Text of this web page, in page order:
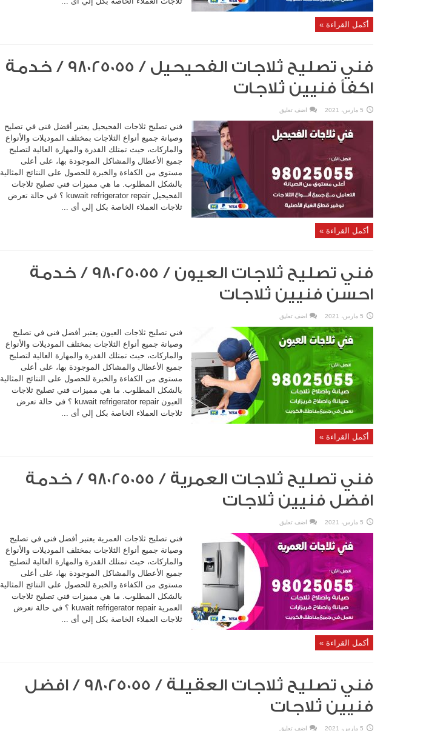
أكمل القراءة »
فني تصليح ثلاجات الفحيحيل / 98025055 / خدمة
اكفأ فنيين ثلاجات
5 مارس، 2021 اضف تعليق
فني تصليح ثلاجات الفحيحيل يعتبر أفضل فنى في تصليح
وصيانة جميع أنواع الثلاجات بمختلف الموديلات والأنواع
والماركات، حيث تمتلك القدرة والمهارة العالية لتصليح
جميع الأعطال والمشاكل الموجودة بها، على أعلى
مستوى من الكفاءة والخبرة للحصول على النتائج المثالية
بالشكل المطلوب. ما هي مميزات فني تصليح ثلاجات
الفحيحيل kuwait refrigerator repair ؟ في حالة تعرض
ثلاجات العملاء الخاصة بكل إلي أى ...
أكمل القراءة »
فني تصليح ثلاجات العيون / 98025055 / خدمة
احسن فنيين ثلاجات
5 مارس، 2021 اضف تعليق
فني تصليح ثلاجات العيون يعتبر أفضل فنى في تصليح
وصيانة جميع أنواع الثلاجات بمختلف الموديلات والأنواع
والماركات، حيث تمتلك القدرة والمهارة العالية لتصليح
جميع الأعطال والمشاكل الموجودة بها، على أعلى
مستوى من الكفاءة والخبرة للحصول على النتائج المثالية
بالشكل المطلوب. ما هي مميزات فني تصليح ثلاجات
العيون kuwait refrigerator repair ؟ في حالة تعرض
ثلاجات العملاء الخاصة بكل إلي أى ...
أكمل القراءة »
فني تصليح ثلاجات العمرية / 98025055 / خدمة
افضل فنيين ثلاجات
5 مارس، 2021 اضف تعليق
فني تصليح ثلاجات العمرية يعتبر أفضل فنى في تصليح
وصيانة جميع أنواع الثلاجات بمختلف الموديلات والأنواع
والماركات، حيث تمتلك القدرة والمهارة العالية لتصليح
جميع الأعطال والمشاكل الموجودة بها، على أعلى
مستوى من الكفاءة والخبرة للحصول على النتائج المثالية
بالشكل المطلوب. ما هي مميزات فني تصليح ثلاجات
العمرية kuwait refrigerator repair ؟ في حالة تعرض
ثلاجات العملاء الخاصة بكل إلي أى ...
أكمل القراءة »
فني تصليح ثلاجات العقيلة / 98025055 / افضل
فنيين ثلاجات
5 مارس، 2021 اضف تعليق